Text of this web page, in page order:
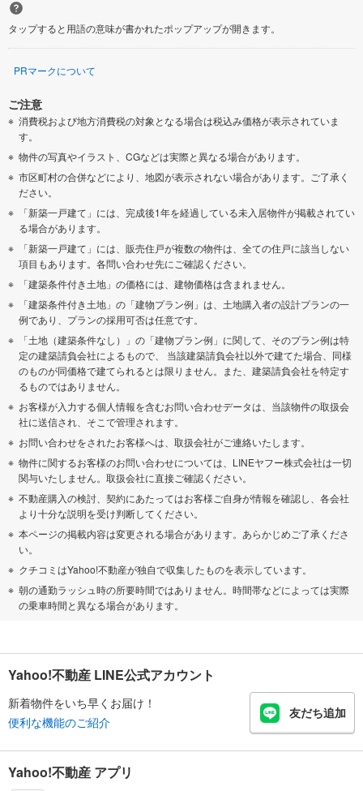
タップすると用語の意味が書かれたポップアップが開きます。
PRマークについて
ご注意
消費税および地方消費税の対象となる場合は税込み価格が表示されていま
す。
物件の写真やイラスト、CGなどは実際と異なる場合があります。
市区町村の合併などにより、地図が表示されない場合があります。ご了承く
ださい。
「新築一戸建て」には、完成後1年を経過している未入居物件が掲載されてい
る場合があります。
「新築一戸建て」には、販売住戸が複数の物件は、全ての住戸に該当しない
項目もあります。各問い合わせ先にご確認ください。
「建築条件付き土地」の価格には、建物価格は含まれません。
「建築条件付き土地」の「建物プラン例」は、土地購入者の設計プランの一
例であり、プランの採用可否は任意です。
「土地（建築条件なし）」の「建物プラン例」に関して、そのプラン例は特
定の建築請負会社によるもので、 当該建築請負会社以外で建てた場合、同様
のものが同価格で建てられるとは限りません。また、建築請負会社を特定す
るものではありません。
お客様が入力する個人情報を含むお問い合わせデータは、当該物件の取扱会
社に送信され、そこで管理されます。
お問い合わせをされたお客様へは、取扱会社がご連絡いたします。
物件に関するお客様のお問い合わせについては、LINEヤフー株式会社は一切
関与いたしません。取扱会社に直接ご確認ください。
不動産購入の検討、契約にあたってはお客様ご自身が情報を確認し、各会社
より十分な説明を受け判断してください。
本ページの掲載内容は変更される場合があります。あらかじめご了承くださ
い。
クチコミはYahoo!不動産が独自で収集したものを表示しています。
朝の通勤ラッシュ時の所要時間ではありません。時間帯などによっては実際
の乗車時間と異なる場合があります。
Yahoo!不動産 LINE公式アカウント
新着物件をいち早くお届け！
便利な機能のご紹介
友だち追加
Yahoo!不動産 アプリ